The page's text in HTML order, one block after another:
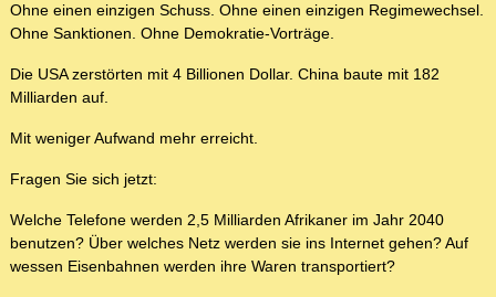
Ohne einen einzigen Schuss. Ohne einen einzigen Regimewechsel.
Ohne Sanktionen. Ohne Demokratie-Vorträge.
Die USA zerstörten mit 4 Billionen Dollar. China baute mit 182
Milliarden auf.
Mit weniger Aufwand mehr erreicht.
Fragen Sie sich jetzt:
Welche Telefone werden 2,5 Milliarden Afrikaner im Jahr 2040
benutzen? Über welches Netz werden sie ins Internet gehen? Auf
wessen Eisenbahnen werden ihre Waren transportiert?